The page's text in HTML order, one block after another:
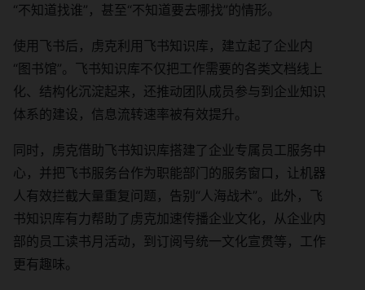
“不知道找谁”，甚至“不知道要去哪找”的情形。
使用飞书后，虏克利用飞书知识库，建立起了企业内
“图书馆”。飞书知识库不仅把工作需要的各类文档线上
化、结构化沉淀起来，还推动团队成员参与到企业知识
体系的建设，信息流转速率被有效提升。
同时，虏克借助飞书知识库搭建了企业专属员工服务中
心，并把飞书服务台作为职能部门的服务窗口，让机器
人有效拦截大量重复问题，告别“人海战术”。此外，飞
书知识库有力帮助了虏克加速传播企业文化，从企业内
部的员工读书月活动，到订阅号统一文化宣贯等，工作
更有趣味。